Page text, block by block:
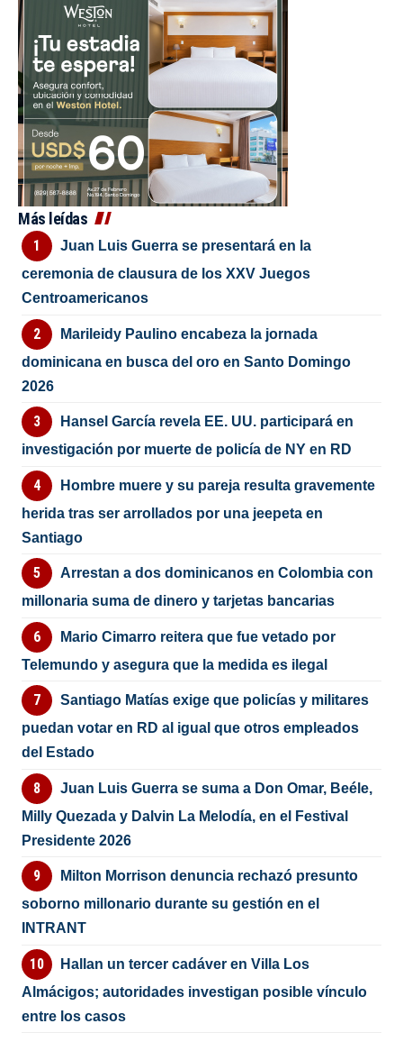
Más leídas
Juan Luis Guerra se presentará en la
ceremonia de clausura de los XXV Juegos
Centroamericanos
Marileidy Paulino encabeza la jornada
dominicana en busca del oro en Santo Domingo
2026
Hansel García revela EE. UU. participará en
investigación por muerte de policía de NY en RD
Hombre muere y su pareja resulta gravemente
herida tras ser arrollados por una jeepeta en
Santiago
Arrestan a dos dominicanos en Colombia con
millonaria suma de dinero y tarjetas bancarias
Mario Cimarro reitera que fue vetado por
Telemundo y asegura que la medida es ilegal
Santiago Matías exige que policías y militares
puedan votar en RD al igual que otros empleados
del Estado
Juan Luis Guerra se suma a Don Omar, Beéle,
Milly Quezada y Dalvin La Melodía, en el Festival
Presidente 2026
Milton Morrison denuncia rechazó presunto
soborno millonario durante su gestión en el
INTRANT
Hallan un tercer cadáver en Villa Los
Almácigos; autoridades investigan posible vínculo
entre los casos